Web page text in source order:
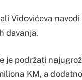
Vidovićeva
davanja.
je podržati
KM, a